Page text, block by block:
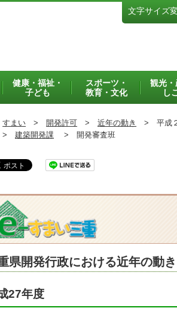
文字サイズ
健康・福祉・
子ども
スポーツ・
教育・文化
観光・
し
すまい > 開発許可 > 近年の動き > 平成
建築開発課 > 開発審査班
県開発行政における近年の動き
27年度